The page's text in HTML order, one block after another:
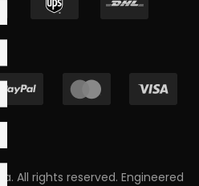
All rights reserved. Engineered